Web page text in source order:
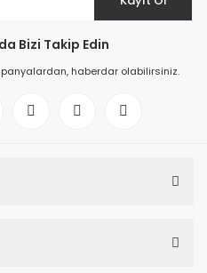
Bizi Takip Edin
haberdar olabilirsiniz.